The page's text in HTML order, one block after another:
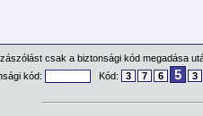
csak a biztonsági kód megadása
kód:
Kód: 3 7 6 5 3